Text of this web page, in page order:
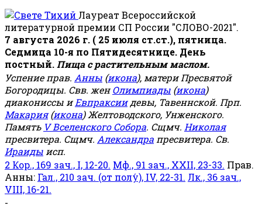
Лауреат Всероссийской
литературной премии СП России "СЛОВО-2021".
7 августа 2026 г. ( 25 июля ст.ст.), пятница.
Седмица 10-я по Пятидесятнице. День
постный. Пища с растительным маслом.
Успение прав. Анны (икона), матери Пресвятой
Богородицы. Свв. женОлимпиады (икона)
диакониссы иЕвпраксиидевы, Тавеннской. Прп.
Макария(икона) Желтоводского, Унженского.
Память V Вселенского Собора. Сщмч. Николая
пресвитера. Сщмч. Александра пресвитера. Св.
Ираиды исп.
2 Кор., 169 зач., I, 12-20. Мф., 91 зач., XXII, 23-33. Прав.
Анны: Гал., 210 зач. (от полу́), IV, 22-31. Лк., 36 зач.,
VIII, 16-21.
-